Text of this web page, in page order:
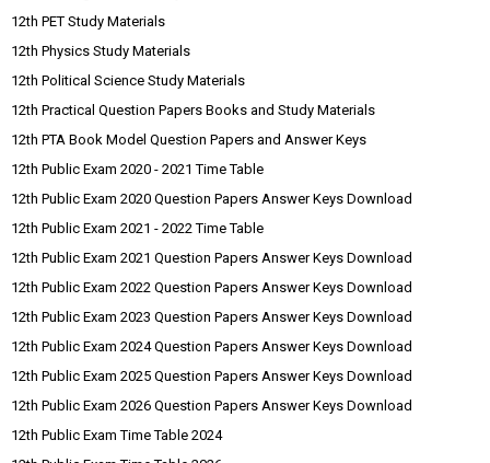
12th PET Study Materials
12th Physics Study Materials
12th Political Science Study Materials
12th Practical Question Papers Books and Study Materials
12th PTA Book Model Question Papers and Answer Keys
12th Public Exam 2020 - 2021 Time Table
12th Public Exam 2020 Question Papers Answer Keys Download
12th Public Exam 2021 - 2022 Time Table
12th Public Exam 2021 Question Papers Answer Keys Download
12th Public Exam 2022 Question Papers Answer Keys Download
12th Public Exam 2023 Question Papers Answer Keys Download
12th Public Exam 2024 Question Papers Answer Keys Download
12th Public Exam 2025 Question Papers Answer Keys Download
12th Public Exam 2026 Question Papers Answer Keys Download
12th Public Exam Time Table 2024